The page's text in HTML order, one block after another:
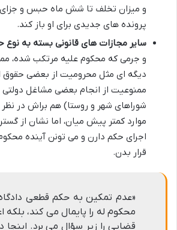
و میزان تخلف تا شش ماه حبس و جزای
پرونده های جدیدی برای او باز کند.
سایر مجازات های قانونی بسته به نوع
و جرمی که محکوم علیه مرتکب شده،
دیگه ای مثل محرومیت از بعضی حقوق
ممنوعیت از انجام بعضی مشاغل دولتی
شوراهای شهر و روستا) هم براش در
موارد کمتر پیش میان، اما نشان از
اجرای حکم دارن و می تونن آینده
قرار بدن.
«عدم تمکین به حکم قطعی
محکوم له را پایمال می کند، بلکه
قضایی را زیر سؤال می برد.